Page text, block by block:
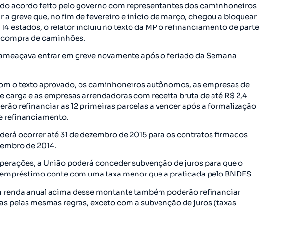
acordo feito pelo governo com representantes dos caminhoneiros
a greve que, no fim de fevereiro e início de março, chegou a bloquear
estados, o relator incluiu no texto da MP o refinanciamento de parte
de caminhões.
entrar em greve novamente após o feriado da Semana
o texto aprovado, os caminhoneiros autônomos, as empresas de
carga e as empresas arrendadoras com receita bruta de até R$ 2,4
refinanciar as 12 primeiras parcelas a vencer após a formalização
refinanciamento.
ocorrer até 31 de dezembro de 2015 para os contratos firmados
de 2014.
a União poderá conceder subvenção de juros para que o
conte com uma taxa menor que a praticada pelo BNDES.
renda anual acima desse montante também poderão refinanciar
pelas mesmas regras, exceto com a subvenção de juros (taxas